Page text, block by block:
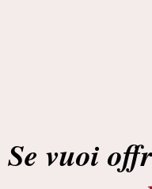
Se vuoi